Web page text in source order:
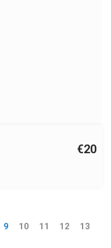
€20
9 10 11 12
13